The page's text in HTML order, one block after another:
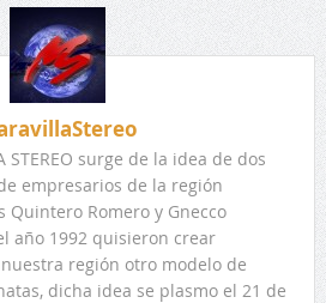
STEREO surge de la idea de dos
empresarios de la región
Quintero Romero y Gnecco
año 1992 quisieron crear
región otro modelo de
dicha idea se plasmo el 21 de